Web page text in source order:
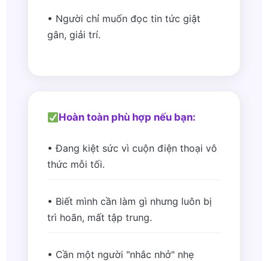
• Người chỉ muốn đọc tin tức giật
gân, giải trí.
Hoàn toàn phù hợp nếu bạn:
• Đang kiệt sức vì cuộn điện thoại vô
thức mỗi tối.
• Biết mình cần làm gì nhưng luôn bị
trì hoãn, mất tập trung.
• Cần một người "nhắc nhở" nhẹ